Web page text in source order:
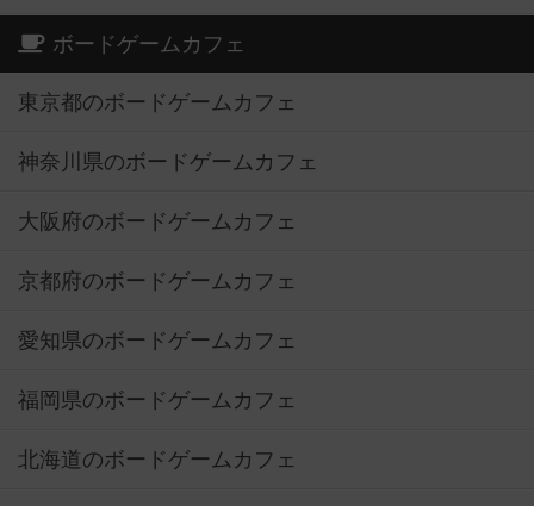
ボードゲームカフェ
東京都のボードゲームカフェ
神奈川県のボードゲームカフェ
大阪府のボードゲームカフェ
京都府のボードゲームカフェ
愛知県のボードゲームカフェ
福岡県のボードゲームカフェ
北海道のボードゲームカフェ